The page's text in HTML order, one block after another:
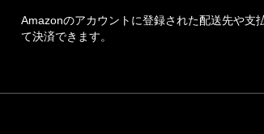
Amazonのアカウントに登録された配送先や支
て決済できます。